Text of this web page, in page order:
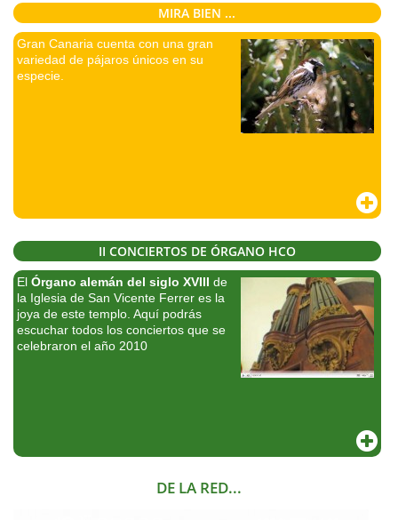
MIRA BIEN ...
Gran Canaria cuenta con una gran
variedad de pájaros únicos en su
especie.
II CONCIERTOS DE ÓRGANO HCO
El Órgano alemán del siglo XVIII de
la Iglesia de San Vicente Ferrer es la
joya de este templo. Aquí podrás
escuchar todos los conciertos que se
celebraron el año 2010
DE LA RED...